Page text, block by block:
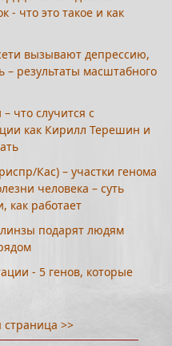
- что это такое и как
вызывают депрессию,
– результаты масштабного
что случится с
как Кирилл Терешин и
Кас) – участки генома
человека – суть
как работает
подарят людям
- 5 генов, которые
>>